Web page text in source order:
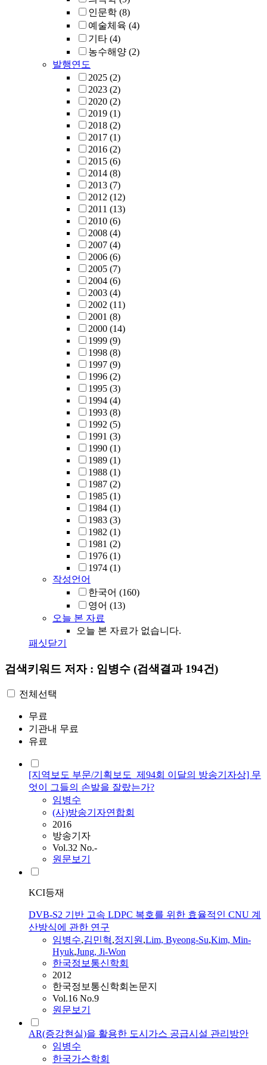
인문학 (8)
예술체육 (4)
기타 (4)
농수해양 (2)
발행연도
2025 (2)
2023 (2)
2020 (2)
2019 (1)
2018 (2)
2017 (1)
2016 (2)
2015 (6)
2014 (8)
2013 (7)
2012 (12)
2011 (13)
2010 (6)
2008 (4)
2007 (4)
2006 (6)
2005 (7)
2004 (6)
2003 (4)
2002 (11)
2001 (8)
2000 (14)
1999 (9)
1998 (8)
1997 (9)
1996 (2)
1995 (3)
1994 (4)
1993 (8)
1992 (5)
1991 (3)
1990 (1)
1989 (1)
1988 (1)
1987 (2)
1985 (1)
1984 (1)
1983 (3)
1982 (1)
1981 (2)
1976 (1)
1974 (1)
작성언어
한국어 (160)
영어 (13)
오늘 본 자료
오늘 본 자료가 없습니다.
패싯닫기
검색키워드 저자 : 임병수 (검색결과 194건)
전체선택
무료
기관내 무료
유료
[지역보도 부문/기획보도_제94회 이달의 방송기자상] 무
엇이 그들의 손발을 잘랐는가?
임병수
(사)방송기자연합회
2016
방송기자
Vol.32 No.-
원문보기
KCI등재
DVB-S2 기반 고속 LDPC 복호를 위한 효율적인 CNU 계
산방식에 관한 연구
임병수,김민혁,정지원,Lim, Byeong-Su,Kim, Min-
Hyuk,Jung, Ji-Won
한국정보통신학회
2012
한국정보통신학회논문지
Vol.16 No.9
원문보기
AR(증강현실)을 활용한 도시가스 공급시설 관리방안
임병수
한국가스학회